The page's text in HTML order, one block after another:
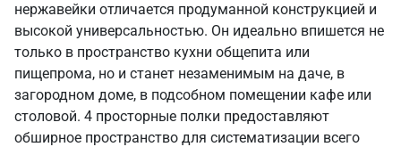
нержавейки отличается продуманной конструкцией и
высокой универсальностью. Он идеально впишется не
только в пространство кухни общепита или
пищепрома, но и станет незаменимым на даче, в
загородном доме, в подсобном помещении кафе или
столовой. 4 просторные полки предоставляют
обширное пространство для систематизации всего